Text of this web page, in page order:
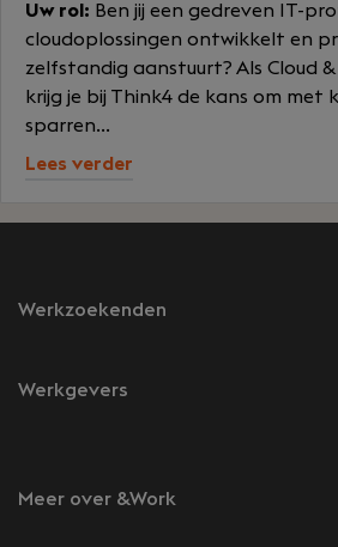
Uw rol: Ben jij een gedreven IT-
cloudoplossingen ontwikkelt en
zelfstandig aanstuurt? Als Cloud
krijg je bij Think4 de kans om met
sparren...
Lees verder
Werkzoekenden
Werkgevers
Meer over &Work